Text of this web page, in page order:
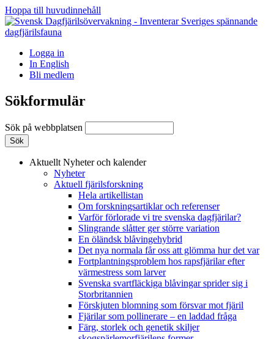
Hoppa till huvudinnehåll
Logga in
In English
Bli medlem
Sökformulär
Sök på webbplatsen
Aktuellt Nyheter och kalender
Nyheter
Aktuell fjärilsforskning
Hela artikellistan
Om forskningsartiklar och referenser
Varför förlorade vi tre svenska dagfjärilar?
Slingrande slåtter ger större variation
En öländsk blåvingehybrid
Det nya normala får oss att glömma hur det var
Fortplantningsproblem hos rapsfjärilar efter
värmestress som larver
Svenska svartfläckiga blåvingar sprider sig i
Storbritannien
Förskjuten blomning som försvar mot fjäril
Fjärilar som pollinerare – en laddad fråga
Färg, storlek och genetik skiljer